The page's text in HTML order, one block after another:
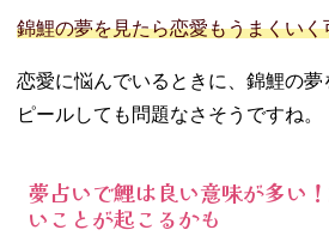
錦鯉の夢を見たら恋愛もうまくい
恋愛に悩んでいるときに、錦鯉の
ピールしても問題なさそうですね。
夢占いで鯉は良い意味が多い
いことが起こるかも